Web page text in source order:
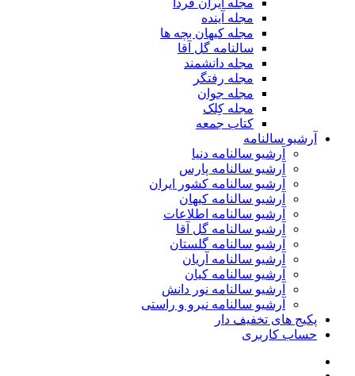
مجله ایران فردا
مجله آینده
مجله کیهان بچه ها
سالنامه گل آقا
مجله دانشمند
مجله رفتگر
مجله جوان
مجله کِلک
کتاب جمعه
آرشیو سالنامه
آرشیو سالنامه دنیا
آرشیو سالنامه پارس
آرشیو سالنامه کشور ایران
آرشیو سالنامه کیهان
آرشیو سالنامه اطلاعات
آرشیو سالنامه گل آقا
آرشیو سالنامه گلستان
آرشیو سالنامه آریان
آرشیو سالنامه کیان
آرشیو سالنامه نور دانش
آرشیو سالنامه نیرو و راستی
پکیج های تخفیف دار
حساب کاربری